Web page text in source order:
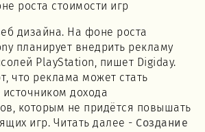
роста стоимости игр
дизайна. На фоне роста
планирует внедрить рекламу
PlayStation, пишет Digiday.
что реклама может стать
дохода
которым не придётся повышать
игр. Читать далее - Создание